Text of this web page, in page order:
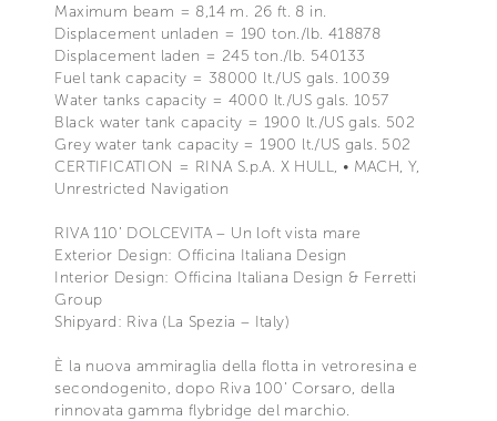
Maximum beam = 8,14 m. 26 ft. 8 in.
Displacement unladen = 190 ton./lb. 418878
Displacement laden = 245 ton./lb. 540133
Fuel tank capacity = 38000 lt./US gals. 10039
Water tanks capacity = 4000 lt./US gals. 1057
Black water tank capacity = 1900 lt./US gals. 502
Grey water tank capacity = 1900 lt./US gals. 502
CERTIFICATION = RINA S.p.A. X HULL, • MACH, Y,
Unrestricted Navigation
RIVA 110’ DOLCEVITA – Un loft vista mare
Exterior Design: Officina Italiana Design
Interior Design: Officina Italiana Design & Ferretti
Group
Shipyard: Riva (La Spezia – Italy)
È la nuova ammiraglia della flotta in vetroresina e
secondogenito, dopo Riva 100’ Corsaro, della
rinnovata gamma flybridge del marchio.